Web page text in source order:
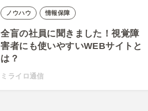
ノウハウ 情報保障
全盲の社員に聞きました！視覚障
害者にも使いやすいWEBサイトと
は？
ミライロ通信